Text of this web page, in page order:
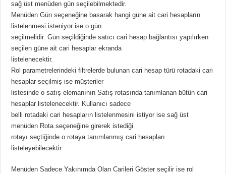
sağ üst menüden gün seçilebilmektedir.
Menüden Gün seçeneğine basarak hangi güne ait cari hesapların
listelenmesi isteniyor ise o gün
seçilmelidir. Gün seçildiğinde satıcı cari hesap bağlantısı yapılırken
seçilen güne ait cari hesaplar ekranda
listelenecektir.
Rol parametrelerindeki filtrelerde bulunan cari hesap türü rotadaki cari
hesaplar seçilmiş ise müşteriler
listesinde o satış elemanının Satış rotasında tanımlanan bütün cari
hesaplar listelenecektir. Kullanıcı sadece
belli rotadaki cari hesapların listelenmesini istiyor ise sağ üst
menüden Rota seçeneğine girerek istediği
rotayı seçtiğinde o rotaya tanımlanmış cari hesapları
listeleyebilecektir.
Menüden Sadece Yakınımda Olan Carileri Göster seçilir ise rol